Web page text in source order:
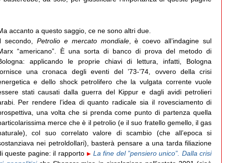
accanto a questo saggio, ce ne sono altri due.
secondo, Petrolio e mercato mondiale, è coevo all’indagine sul
“americano”. È una sorta di banco di prova del metodo di
applicando le proprie chiavi di lettura, infatti, Bologna
una cronaca degli eventi del ’73-’74, ovvero della crisi
e dello shock petrolifero che la vulgata corrente vuole
stati causati dalla guerra del Kippur e dagli avidi petrolieri
Per rendere l’idea di quanto radicale sia il rovesciamento di
una volta che si prenda come punto di partenza quella
merce che è il petrolio (e il suo fratello gemello, il gas
col suo correlato valore di scambio (che all’epoca si
nei petroldollari), basterà pensare a una tarda filiazione
queste pagine: il rapporto
La fine del ”pensiero unico”. Dalla crisi